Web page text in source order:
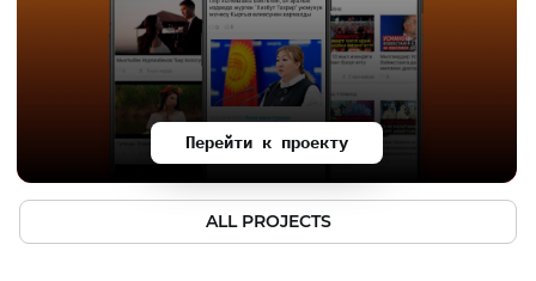
Перейти к проекту
ALL PROJECTS